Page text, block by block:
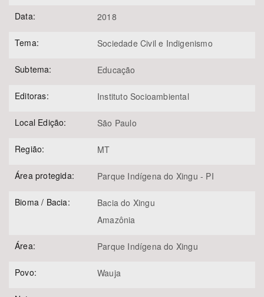
Data: 2018
Tema: Sociedade Civil e Indigenismo
Subtema: Educação
Editoras: Instituto Socioambiental
Local Edição: São Paulo
Região: MT
Área protegida: Parque Indígena do Xingu - PI
Bioma / Bacia:
Bacia do Xingu
Amazônia
Área: Parque Indígena do Xingu
Povo: Wauja